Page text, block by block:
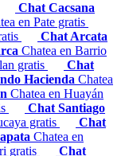
Chat Cacsana
en Pate gratis
Chat Arcata
Chatea en Barrio
gratis
Chat
Hacienda Chatea
Chatea en Huayán
Chat Santiago
gratis
Chat
Chatea en
gratis
Chat